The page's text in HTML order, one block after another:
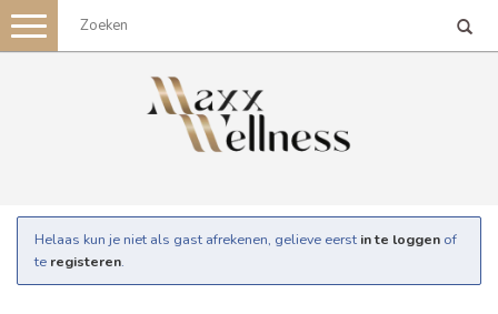
Toggle
navigation
Helaas kun je niet als gast afrekenen, gelieve eerst in te loggen of
te registeren.